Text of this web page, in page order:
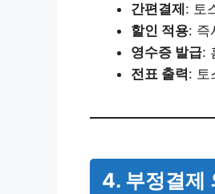
간편결제 : 토
할인 적용: 즉
영수증 발급:
전표 출력: 토
4. 부정결제